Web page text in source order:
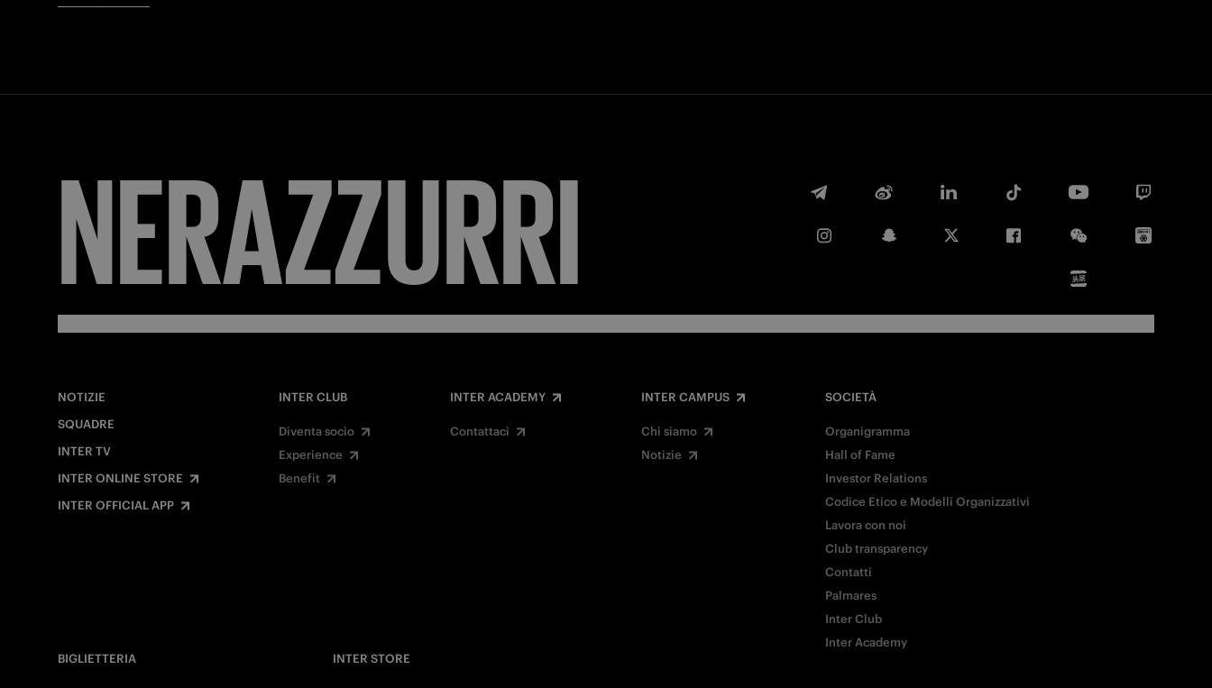
FORZA
NOTIZIE
SQUADRE
INTER TV
INTER ONLINE STORE
INTER OFFICIAL APP
INTER CLUB
Diventa socio
Experience
Benefit
INTER ACADEMY
Contattaci
INTER CAMPUS
Chi siamo
Notizie
SOCIETÀ
Organigramma
Hall of Fame
Investor Relations
Codice Etico e Modelli Organizzativi
Lavora con noi
Club transparency
Contatti
Palmares
Inter Club
Inter Academy
BIGLIETTERIA
INTER STORE